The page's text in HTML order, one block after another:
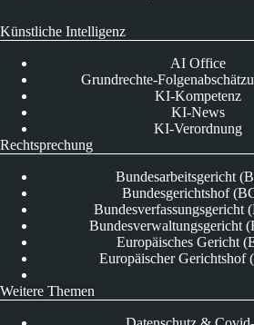
Künstliche Intelligenz
AI Office
Grundrechte-
KI-Kompetenz
KI-News
KI-Verordnung
Rechtsprechung
Bundesarbeitsgericht
Bundesgerichtshof
Bundesverfassungsgericht
Bundesverwaltungsgericht
Europäisches Gericht
Europäischer Gerichtshof
Weitere Themen